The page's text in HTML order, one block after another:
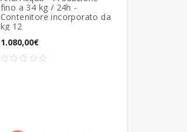
fino a 34 kg / 24h -
Contenitore incorporato da
kg 12
1.080,00€